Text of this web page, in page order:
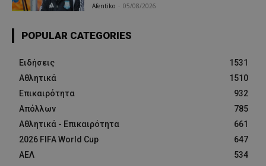
Afentiko 05/08/2026
POPULAR CATEGORIES
Ειδήσεις
1531
Αθλητικά
1510
Επικαιρότητα
932
Απόλλων
785
Αθλητικά - Επικαιρότητα
661
2026 FIFA World Cup
647
ΑΕΛ
534